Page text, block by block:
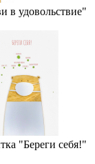
в удовольствие"
"Береги себя!"